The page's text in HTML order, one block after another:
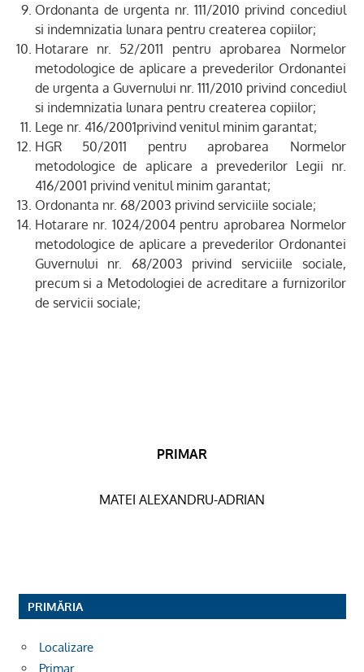
Ordonanta de urgenta nr. 111/2010 privind concediul
si indemnizatia lunara pentru createrea copiilor;
Hotarare nr. 52/2011
pentru aprobarea Normelor
metodologice de aplicare a prevederilor Ordonantei
de urgenta a Guvernului nr. 111/2010 privind concediul
si indemnizatia lunara pentru createrea copiilor;
Lege nr. 416/2001privind venitul minim garantat;
HGR 50/2011 pentru aprobarea Normelor
metodologicede aplicare a prevederilor Legii nr.
416/2001 privind venitul minim garantat;
Ordonanta nr. 68/2003 privind serviciile sociale;
Hotarare nr. 1024/2004 pentru aprobarea Normelor
metodologice de aplicare a prevederilor Ordonantei
Guvernului nr. 68/2003 privind serviciile sociale,
precum si a Metodologiei de acreditare a furnizorilor
de servicii sociale;
PRIMAR
MATEI ALEXANDRU-ADRIAN
PRIMĂRIA
Localizare
Primar